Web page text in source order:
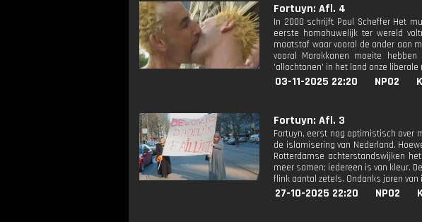
Fortuyn: Afl. 4
In 2000 schrijft Paul Scheffer Het
eerste homohuwelijk ter wereld
maatstaf waar vooral de ander aan
vooral Marokkanen moeite
'allochtonen' in het land onze
03-11-2025 22:20 NPO2
Fortuyn: Afl. 3
Fortuyn, eerst nog optimistisch over
de islamisering van Nederland.
Rotterdamse achterstandswijken
meer samen; iedereen is van kleur.
flink aantal zetels. Ondanks jaren
27-10-2025 22:20 NPO2